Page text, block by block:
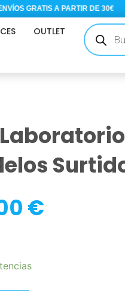
GRATIS A PARTIR DE 30€
OUTLET
Búsqueda
de
productos
€El